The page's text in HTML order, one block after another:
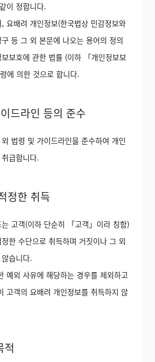
이 정합니다.
요배려 개인정보(한국법상 민감정보와
등 그 외 본문에 나오는 용어의 정의
보호에 관한 법률 (이하 「개인정보보
에 의한 것으로 합니다.
드라인 등의 준수
법령 및 가이드라인을 준수하여 개인
급합니다.
정한 취득
고객(이하 단순히 「고객」이라 칭함)
한 수단으로 취득하며 거짓이나 그 외
습니다.
예외 사유에 해당하는 경우를 제외하고
고객의 요배려 개인정보를 취득하지 않
적